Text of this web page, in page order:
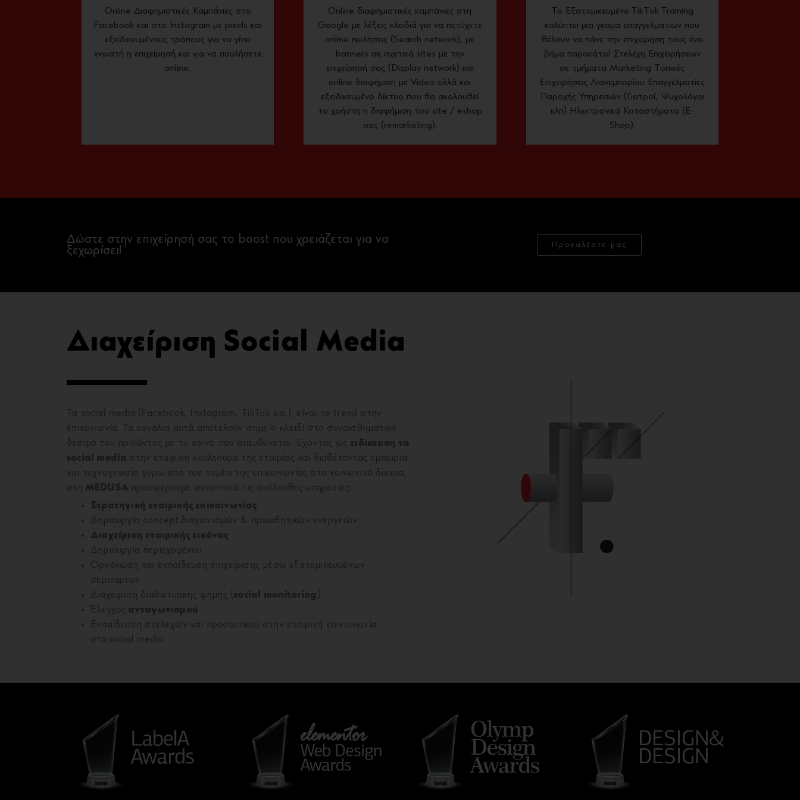
Οnline Διαφημιστικές Καμπάνιες στο
Facebook και στο Instagram με pixels και
εξειδικευμένους τρόπους για να γίνει
γνωστή η επιχείρησή και για να πουλήσετε
online.
Online διαφημιστικές καμπάνιες στη
Google με λέξεις κλειδιά για να πετύχετε
online πωλήσεις (Search network), με
banners σε σχετικά sites με την
επιχείρησή σας (Display network) και
online διαφήμιση με Video αλλά και
εξειδικευμένο δίκτυο που θα ακολουθεί
το χρήστη η διαφήμιση του site / eshop
σας (remarketing).
Το Εξατομικευμένο TikTok Training
καλύπτει μια γκάμα επαγγελματιών που
θέλουν να πάνε την επιχείρηση τους ένα
βήμα παρακάτω! Στελέχη Επιχειρήσεων
σε τμήματα Marketing Τοπικές
Επιχειρήσεις Λιανεμπορίου Επαγγελματίες
Παροχής Υπηρεσιών (Γιατροί, Ψυχολόγοι
κλπ) Ηλεκτρονικά Καταστήματα (E-
Shop).
Δώστε στην επιχείρησή σας το boost που χρειάζεται για να
ξεχωρίσει!
Προκαλέστε μας
Διαχείριση Social Media
Τα social media (Facebook, Instagram, TikTok κ.α.), είναι το trend στην
επικοινωνία. Τα κανάλια αυτά αποτελούν σημείο κλειδί στο συναισθηματικό
δέσιμο του προϊόντος με το κοινό που απευθύνεται. Έχοντας ως ειδίκευση τα
social media στην εταιρική κουλτούρα της εταιρίας και διαθέτοντας εμπειρία
και τεχνογνωσία γύρω από τον τομέα της επικοινωνίας στα κοινωνικά δίκτυα,
στη MEDUSA προσφέρουμε συνοπτικά τις ακόλουθες υπηρεσίες:
Στρατηγική εταιρικής επικοινωνίας
Δημιουργία concept διαγωνισμών & προωθητικών ενεργειών
Διαχείριση εταιρικής εικόνας
Δημιουργία περιεχομένου
Οργάνωση και εκπαίδευση επιχείρισης μέσω εξατομικευμένων
σεμιναρίων
Διαχείριση διαδικτυακής φήμης ( social monitoring )
Έλεγχος ανταγωνισμού
Εκπαίδευση στελεχών και προσωπικού στην εταιρική επικοινωνία
στα social media